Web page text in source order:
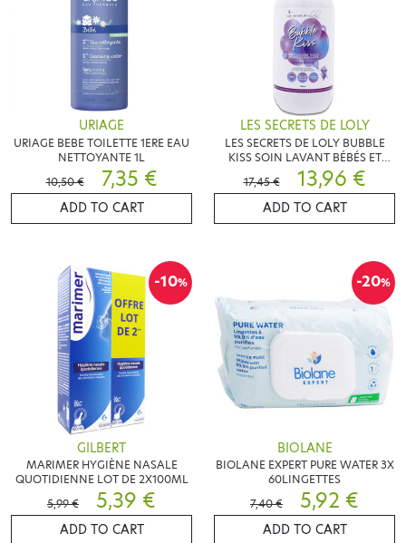
URIAGE
URIAGE BEBE TOILETTE 1ERE EAU
NETTOYANTE 1L
10,50 €
7,35 €
ADD TO CART
LES SECRETS DE LOLY
LES SECRETS DE LOLY BUBBLE
KISS SOIN LAVANT BÉBÉS ET
ENFANTS 400ML
17,45 € 13,96 €
ADD TO CART
-10%
GILBERT
MARIMER HYGIÈNE NASALE
QUOTIDIENNE LOT DE 2X100ML
5,99 €
5,39 €
ADD TO CART
-20%
BIOLANE
BIOLANE EXPERT PURE WATER 3X
60LINGETTES
7,40 €
5,92 €
ADD TO CART